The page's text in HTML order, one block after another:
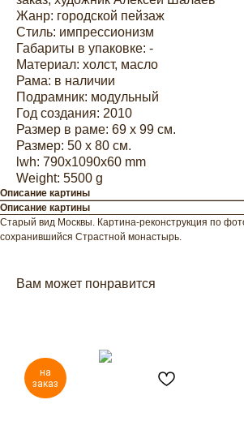
Жанр: городской пейзаж
Стиль: импрессионизм
Габариты в упаковке: -
Материал: холст, масло
Рама: в наличии
Подрамник: модульный
Год создания: 2010
Размер в раме: 69 х 99 см.
Размер: 50 x 80 см.
lwh: 790x1090x60 mm
Weight: 5500 g
Описание картины
Описание картины
Старый вид Москвы. Картина-реконструкция по
сохранившийся Страстной монастырь.
Вам может понравится
на
заказ